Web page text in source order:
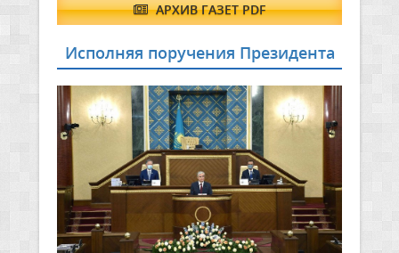
АРХИВ ГАЗЕТ PDF
Исполняя поручения Президента